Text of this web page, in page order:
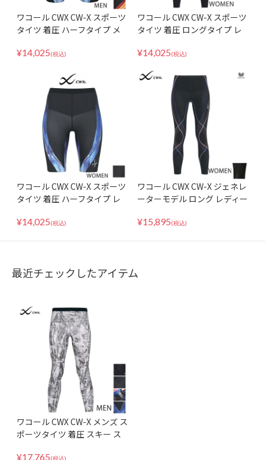
ワコール CWX CW-X スポーツ
タイツ 着圧 ハーフタイプ メ
モデル 2.0 HZO695 下半身サ
¥14,025(税込)
ワコール CWX CW-X スポーツ
タイツ 着圧 ロングタイプ レ
ル HZY669 下半身フルサポー
¥14,025(税込)
ワコール CWX CW-X スポーツ
タイツ 着圧 ハーフタイプ レ
ターモデル 2.0 HZY695 下半
¥14,025(税込)
ワコール CWX CW-X ジェネレ
ーターモデル ロング レディー
¥15,895(税込)
最近チェックしたアイテム
ワコール CWX CW-X メンズ ス
ポーツタイツ 着圧 スキー ス
¥17,765(税込)